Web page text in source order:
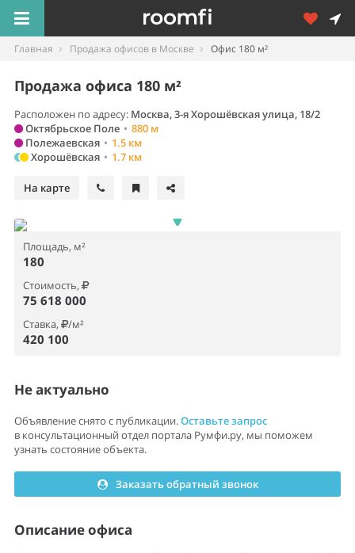
Главная Продажа офисов в Москве Офис 180 м²
Продажа офиса 180 м²
Расположен по адресу: Москва, 3-я Хорошёвская улица, 18/2
Октябрьское Поле • 880 м
Полежаевская • 1.5 км
Хорошёвская • 1.7 км
На карте
Площадь, м²
180
Стоимость,
75 618 000
Ставка, /м²
420 100
Не актуально
Объявление снято с публикации.Оставьте запрос
в консультационный отдел портала Румфи.ру, мы поможем
узнать состояние объекта.
Заказать обратный звонок
Описание офиса